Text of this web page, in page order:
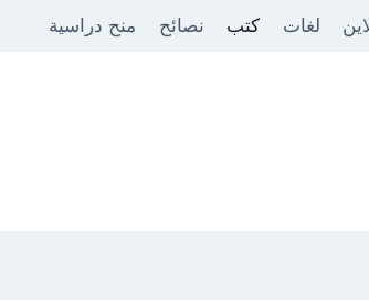
لغات كتب نصائح منح دراسية